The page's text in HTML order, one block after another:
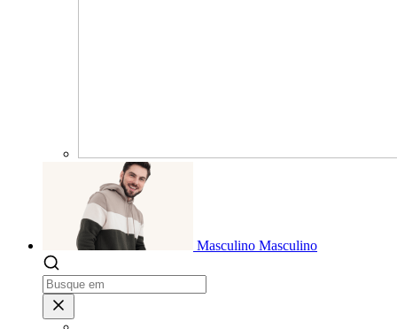
Masculino Masculino